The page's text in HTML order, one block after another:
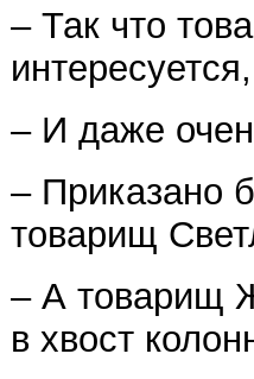
– Так что
– И даже
– Приказано
товарищ
– А товарищ
в хвост